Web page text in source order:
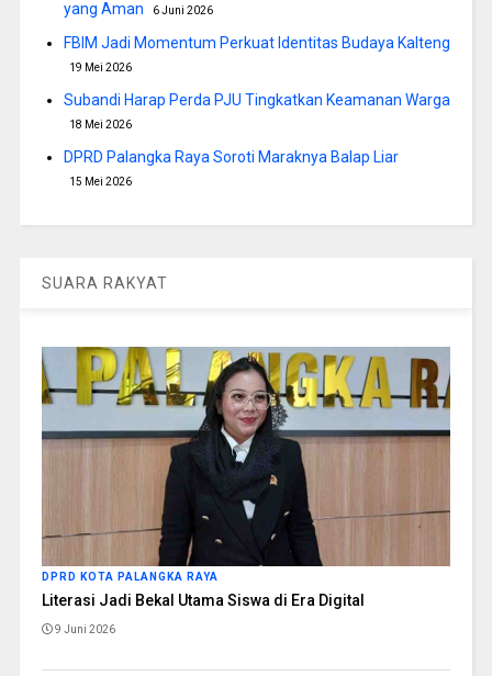
yang Aman 6 Juni 2026
FBIM Jadi Momentum Perkuat Identitas Budaya Kalteng
19 Mei 2026
Subandi Harap Perda PJU Tingkatkan Keamanan Warga
18 Mei 2026
DPRD Palangka Raya Soroti Maraknya Balap Liar
15 Mei 2026
SUARA RAKYAT
DPRD KOTA PALANGKA RAYA
Literasi Jadi Bekal Utama Siswa di Era Digital
9 Juni 2026